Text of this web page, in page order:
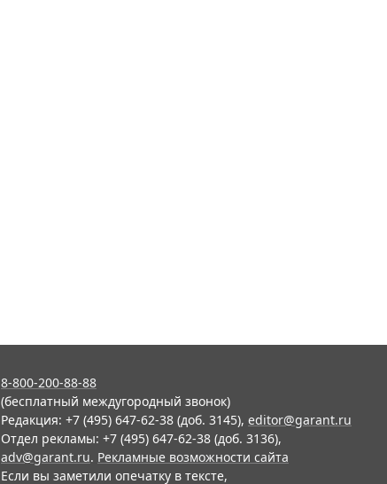
8-800-200-88-88
(бесплатный междугородный звонок)
Редакция: +7 (495) 647-62-38 (доб. 3145), editor@garant.ru
Отдел рекламы: +7 (495) 647-62-38 (доб. 3136),
adv@garant.ru. Рекламные возможности сайта
Если вы заметили опечатку в тексте,